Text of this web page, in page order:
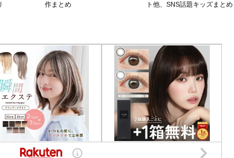
作まとめ
ト他、SNS話題キッズまとめ